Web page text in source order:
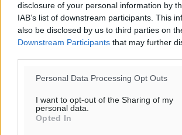
disclosure of your personal information by
IAB’s list of downstream participants. This
also be disclosed by us to third parties on
Downstream Participants that may further
Personal Data Processing Opt Outs
I want to opt-out of the Sharing of my
personal data.
Opted In
υποδομών του Νεστορίδειου Μελάθρου
Τοπικές Ειδήσεις• πριν 23 λεπτά
Σύλληψη 21χρονου για ναρκωτικά στη
Τοπικές Ειδήσεις• πριν 2 ώρες